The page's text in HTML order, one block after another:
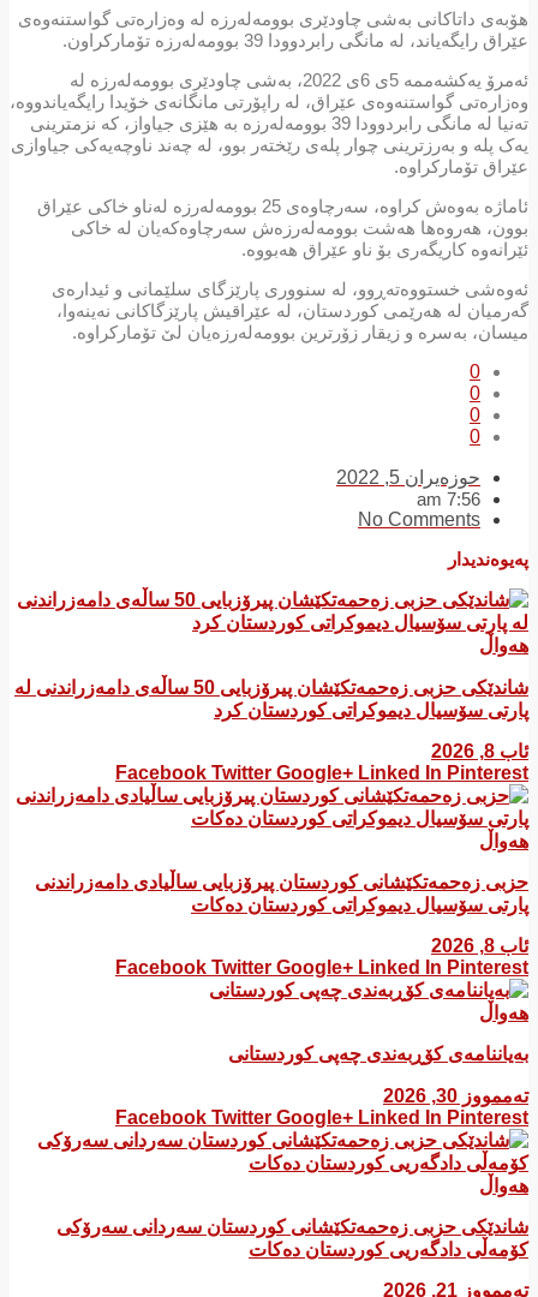
هۆبەی داتاکانی بەشی چاودێری بوومەلەرزە لە وەزارەتی گواستنەوەی
عێراق رایگەیاند، لە مانگی رابردوودا 39 بوومەلەرزە تۆمارکراون.
ئەمرۆ یەکشەممە 5ی 6ی 2022، بەشی چاودێری بوومەلەرزە لە
وەزارەتی گواستنەوەی عێراق، لە راپۆرتی مانگانەی خۆیدا رایگەیاندووە،
تەنیا لە مانگی رابردوودا 39 بوومەلەرزە بە هێزی جیاواز، کە نزمترینی
یەک پلە و بەرزترینی چوار پلەی رێختەر بوو، لە چەند ناوچەیەکی جیاوازی
عێراق تۆمارکراوە.
ئاماژە بەوەش کراوە، سەرچاوەی 25 بوومەلەرزە لەناو خاکی عێراق
بوون، هەروەها هەشت بوومەلەرزەش سەرچاوەکەیان لە خاکی
ئێرانەوە کاریگەری بۆ ناو عێراق هەبووە.
ئەوەشی خستووەتەڕوو، لە سنووری پارێزگای سلێمانی و ئیدارەی
گەرمیان لە هەرێمی کوردستان، لە عێراقیش پارێزگاکانی نەینەوا،
میسان، بەسرە و زیقار زۆرترین بوومەلەرزەیان لێ تۆمارکراوە.
0
0
0
0
حوزه‌یران 5, 2022
7:56 am
No Comments
پەیوەندیدار
هەواڵ
شاندێکی حزبی زەحمەتکێشان پیرۆزبایی 50 ساڵەی دامەزراندنی لە
پارتی سۆسیال دیموکراتی کوردستان کرد
ئاب 8, 2026
Facebook Twitter Google+ Linked In Pinterest
هەواڵ
​حزبی زەحمەتکێشانی کوردستان پیرۆزبایی ساڵیادی دامەزراندنی
پارتی سۆسیال دیموکراتی کوردستان دەکات
ئاب 8, 2026
Facebook Twitter Google+ Linked In Pinterest
هەواڵ
بەیاننامەی کۆڕبەندی چەپی کوردستانی
تەممووز 30, 2026
Facebook Twitter Google+ Linked In Pinterest
هەواڵ
شاندێکی حزبی زەحمەتکێشانی کوردستان سەردانی سەرۆکی
کۆمەڵی دادگەریی کوردستان دەکات
تەممووز 21, 2026